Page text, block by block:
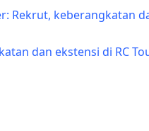
Rekrut, keberangkatan
dan ekstensi di RC